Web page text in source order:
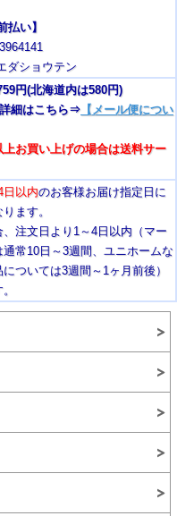
払い】
ダショウテン
円(北海道内は580円)
細はこちら⇒ 【メール便につい
お買い上げの場合は送料サー
日以内のお客様お届け指定日に
ます。
、注文日より1～4日以内 （マー
通常10日～3週間 、ユニホームな
ついては3週間～ 1ヶ月前後 ）